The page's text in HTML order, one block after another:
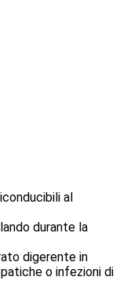
al
durante la
digerente in
o infezioni di